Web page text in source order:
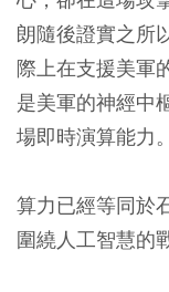
朗隨後證實之所
際上在支援美軍
是美軍的神經中
場即時演算能力。
算力已經等同於
圍繞人工智慧的